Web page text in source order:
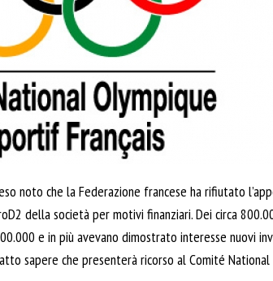
noto che la Federazione francese ha rifiutato
della società per motivi finanziari. Dei circa
e in più avevano dimostrato interesse nuovi
sapere che presenterà ricorso al Comité